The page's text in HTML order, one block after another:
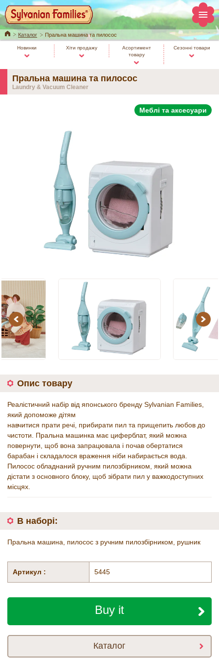
HomeКаталог Пральна машина та пилосос
Новинки Хіти продажу
Асортимент
товару
Сезонні товари
Пральна машина та пилосос
Laundry & Vacuum Cleaner
Меблі та аксесуари
Previous Next
Опис товару
Реалістичний набір від японського бренду Sylvanian Families,
який допоможе дітям
навчитися прати речі, прибирати пил та прищепить любов до
чистоти. Пральна машинка має циферблат, який можна
повернути, щоб вона запрацювала і почав обертатися
барабан і складалося враження ніби набирається вода.
Пилосос обладнаний ручним пилозбірником, який можна
дістати з основного блоку, щоб зібрати пил у важкодоступних
місцях.
В наборі:
Пральна машина, пилосос з ручним пилозбірником, рушник
Артикул : 5445
Buy it
Каталог